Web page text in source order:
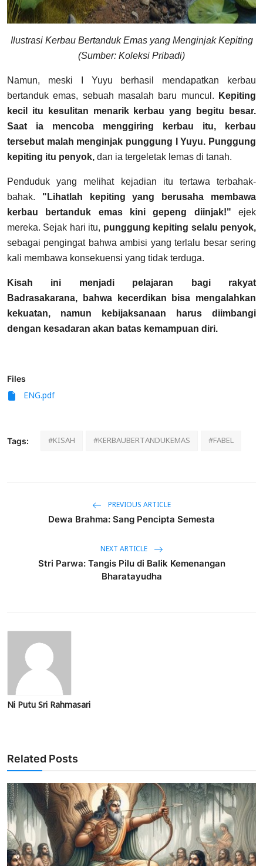
Ilustrasi Kerbau Bertanduk Emas yang Menginjak Kepiting
(Sumber: Koleksi Pribadi)
Namun, meski I Yuyu berhasil mendapatkan kerbau
bertanduk emas, sebuah masalah baru muncul.
Kepiting
kecil itu kesulitan menarik kerbau yang begitu besar.
Saat ia mencoba menggiring kerbau itu, kerbau
tersebut malah menginjak punggung I Yuyu. Punggung
kepiting itu penyok, dan ia tergeletak lemas di tanah.
Penduduk yang melihat kejadian itu tertawa terbahak-
bahak. "Lihatlah kepiting yang berusaha membawa
kerbau bertanduk emas kini gepeng diinjak!" ejek
mereka. Sejak hari itu, punggung kepiting selalu penyok,
sebagai pengingat bahwa ambisi yang terlalu besar sering
kali membawa konsekuensi yang tidak terduga.
Kisah ini menjadi pelajaran bagi rakyat
Badrasakarana, bahwa kecerdikan bisa mengalahkan
kekuatan, namun kebijaksanaan harus diimbangi
dengan kesadaran akan batas kemampuan diri.
Files
ENG.pdf
Tags: #KISAH #KERBAUBERTANDUKEMAS #FABEL
PREVIOUS ARTICLE
Dewa Brahma: Sang Pencipta Semesta
NEXT ARTICLE
Stri Parwa: Tangis Pilu di Balik Kemenangan
Bharatayudha
Ni Putu Sri Rahmasari
Related Posts